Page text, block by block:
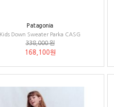
Patagonia
Kids Down Sweater Parka CASG
338,000 원
168,100원